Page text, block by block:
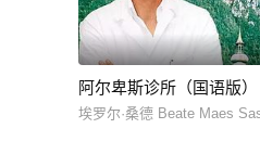
阿尔卑斯诊所（国语版）
埃罗尔·桑德 Beate Maes